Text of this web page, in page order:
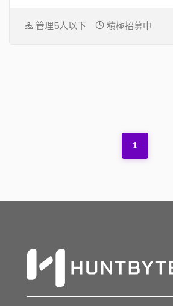
管理5人以下 積極招募中
1